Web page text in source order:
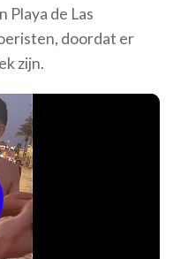
Playa de Las
doordat er
zijn.